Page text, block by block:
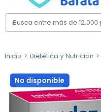
Inicio Dietética y Nutrición
No disponible